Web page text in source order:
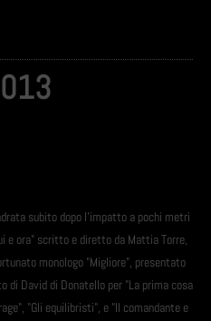
subito dopo l'impatto a pochi metri
e ora" scritto e diretto da Mattia Torre,
monologo "Migliore", presentato
David di Donatello per "La prima cosa
"Gli equilibristi", e "Il comandante e